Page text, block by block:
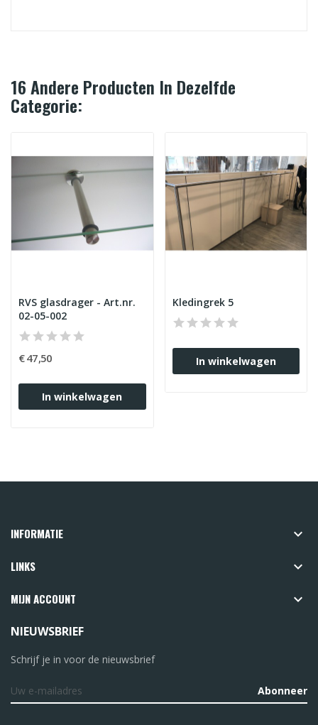
16 Andere Producten In Dezelfde
Categorie:
RVS glasdrager - Art.nr.
02-05-002
€ 47,50
In winkelwagen
Kledingrek 5
In winkelwagen
INFORMATIE 
LINKS 
MIJN ACCOUNT 
NIEUWSBRIEF
Schrijf je in voor de nieuwsbrief
Abonneer